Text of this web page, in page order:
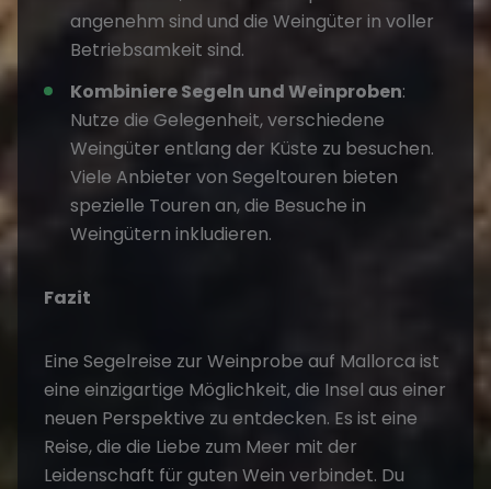
angenehm sind und die Weingüter in voller
Betriebsamkeit sind.
Kombiniere Segeln und Weinproben:
Nutze die Gelegenheit, verschiedene
Weingüter entlang der Küste zu besuchen.
Viele Anbieter von Segeltouren bieten
spezielle Touren an, die Besuche in
Weingütern inkludieren.
Fazit
Eine Segelreise zur Weinprobe auf Mallorca ist
eine einzigartige Möglichkeit, die Insel aus einer
neuen Perspektive zu entdecken. Es ist eine
Reise, die die Liebe zum Meer mit der
Leidenschaft für guten Wein verbindet. Du